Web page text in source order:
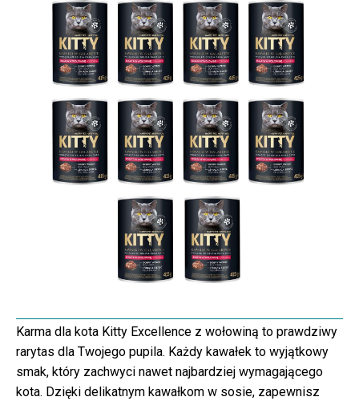
Karma dla kota Kitty Excellence z wołowiną to prawdziwy
rarytas dla Twojego pupila. Każdy kawałek to wyjątkowy
smak, który zachwyci nawet najbardziej wymagającego
kota. Dzięki delikatnym kawałkom w sosie, zapewnisz